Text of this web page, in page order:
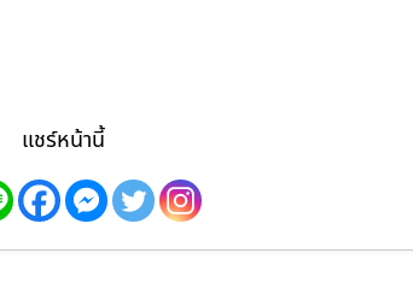
แชร์หน้านี้